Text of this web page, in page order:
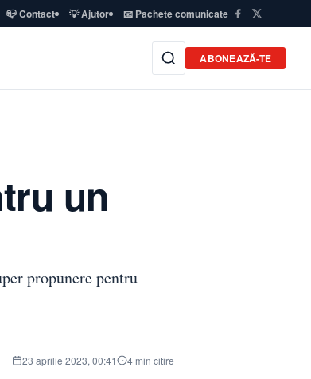
📪 Contact 💡 Ajutor 📧 Pachete comunicate
ABONEAZĂ-TE
un
propunere pentru
23 aprilie 2023, 00:41 4 min citire